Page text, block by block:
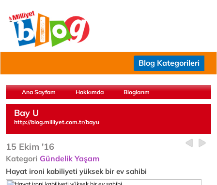
Blog Kategorileri
Ana Sayfam Hakkımda Bloglarım
Bay U
http://blog.milliyet.com.tr/bayu
15 Ekim '16
Kategori Gündelik Yaşam
Hayat ironi kabiliyeti yüksek bir ev sahibi